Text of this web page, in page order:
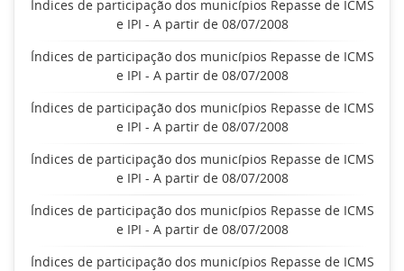
Índices de participação dos municípios Repasse de ICMS
e IPI - A partir de 08/07/2008
Índices de participação dos municípios Repasse de ICMS
e IPI - A partir de 08/07/2008
Índices de participação dos municípios Repasse de ICMS
e IPI - A partir de 08/07/2008
Índices de participação dos municípios Repasse de ICMS
e IPI - A partir de 08/07/2008
Índices de participação dos municípios Repasse de ICMS
e IPI - A partir de 08/07/2008
Índices de participação dos municípios Repasse de ICMS